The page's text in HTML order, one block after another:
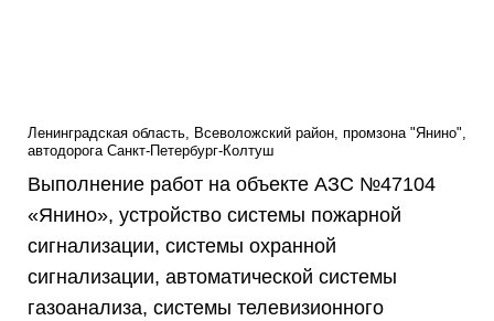
Ленинградская область, Всеволожский район, промзона "Янино",
автодорога Санкт-Петербург-Колтуш
Выполнение работ на объекте АЗС №47104
«Янино», устройство системы пожарной
сигнализации, системы охранной
сигнализации, автоматической системы
газоанализа, системы телевизионного